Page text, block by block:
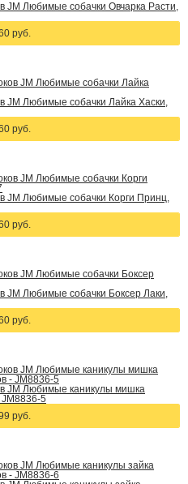
JM Любимые собачки Овчарка Расти,
руб.
JM Любимые собачки Лайка Хаски,
руб.
JM Любимые собачки Корги Принц,
руб.
JM Любимые собачки Боксер Лаки,
руб.
JM Любимые каникулы мишка
5
руб.